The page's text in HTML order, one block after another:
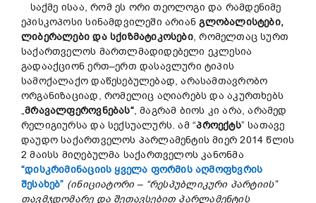
საქმე ისაა, რომ ეს ორი თეოლოგი და რამდენიმე
ეპისკოპოსი სინამდვილეში არიანგლობალისტები,
ლიბერალები და სქიზმატიკოსები, რომელთაც სურთ
საქართველოს მართლმადიდებელი ეკლესია
გადააქციონ ერთ–ერთ დასავლური ტიპის
სამოქალაქო დაწესებულებად, არასამთავრობო
ორგანიზაციად, რომელიც აღიარებს და აკურთხებს
„მრავალფეროვნებას“, მაგრამ ბიოს კი არა, არამედ
რელიგიურსა და სექსუალურს. ამ “პროექტს” სათავე
დაუდო საქართველოს პარლამენტის მიერ 2014 წლის
2 მაისს მიღებულმა საქართველოს კანონმა
“დისკრიმინაციის ყველა ფორმის აღმოფხვრის
შესახებ” (ინიციატორი –“რესპუბლიკური პარტიის”
თავმჯდომარე და შეთავსებით პარლამენტის